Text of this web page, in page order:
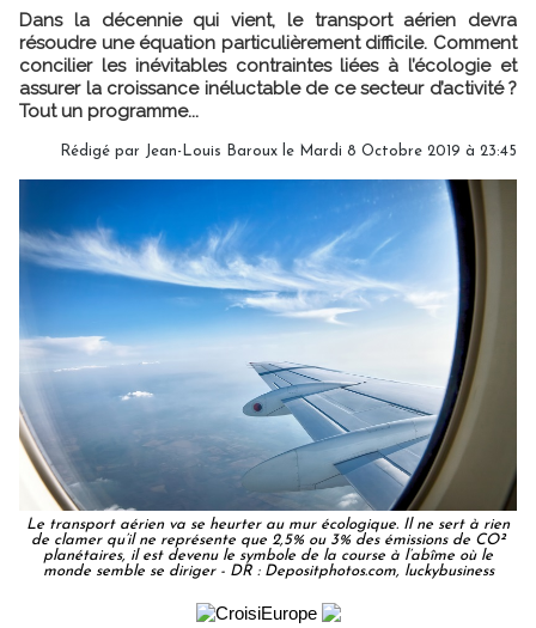
Dans la décennie qui vient, le transport aérien devra
résoudre une équation particulièrement difficile. Comment
concilier les inévitables contraintes liées à l’écologie et
assurer la croissance inéluctable de ce secteur d’activité ?
Tout un programme...
Rédigé par Jean-Louis Baroux le Mardi 8 Octobre 2019 à 23:45
Le transport aérien va se heurter au mur écologique. Il ne sert à rien
de clamer qu’il ne représente que 2,5% ou 3% des émissions de CO²
planétaires, il est devenu le symbole de la course à l’abîme où le
monde semble se diriger - DR : Depositphotos.com, luckybusiness